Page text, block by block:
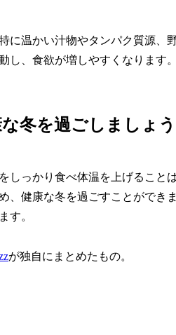
に温かい汁物やタンパク質源、
し、食欲が増しやすくなります
冬を過ごしましょう
しっかり食べ体温を上げること
健康な冬を過ごすことができ
す。
が独自にまとめたもの。